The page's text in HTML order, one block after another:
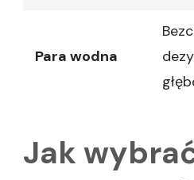
Para wodna
Jak